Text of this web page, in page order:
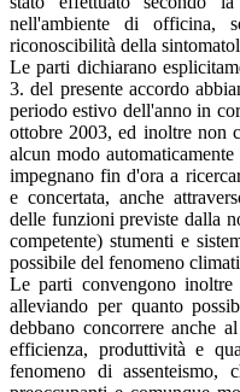
nell'ambiente di officina,
riconoscibilità della
Le parti dichiarano
3. del presente accordo
periodo estivo dell'anno in
ottobre 2003, ed inoltre non
alcun modo
impegnano fin d'ora a
e concertata, anche
delle funzioni previste dalla
competente) stumenti e
possibile del fenomeno
Le parti convengono
alleviando per quanto
debbano concorrere anche
efficienza, produttività e
fenomeno di assenteismo,